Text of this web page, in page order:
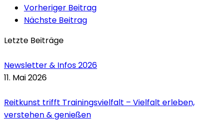
Vorheriger Beitrag
Nächste Beitrag
Letzte Beiträge
Newsletter & Infos 2026
11. Mai 2026
Reitkunst trifft Trainingsvielfalt – Vielfalt erleben,
verstehen & genießen